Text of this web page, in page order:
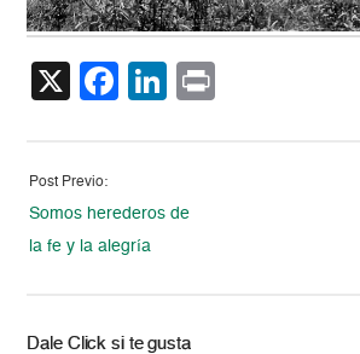
X Facebook
LinkedIn
Post Previo:
Somos herederos de
la fe y la alegría
Dale Click si te gusta